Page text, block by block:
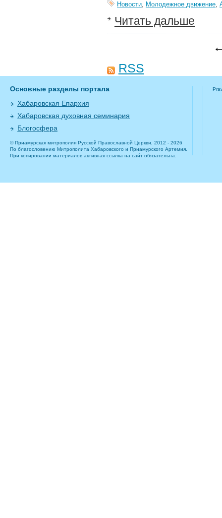
Новости, Молодежное движение,
Читать дальше
RSS
Основные разделы портала
Хабаровская Епархия
Хабаровская духовная семинария
Блогосфера
© Приамурская митрополия Русской Православной Церкви, 2012 - 2026
По благословению Митрополита Хабаровского и Приамурского Артемия.
При копировании материалов активная ссылка на сайт обязательна.